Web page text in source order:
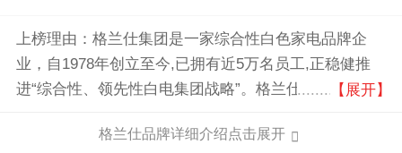
上榜理由：格兰仕集团是一家综合性白色家电品牌企
业，自1978年创立至今,已拥有近5万名员工,正稳健推
进“综合性、领先性白电集团战略”。格兰仕坚持自主创
炉、空调、洗衣机、烤箱、光波炉远销全球近200个国
【展开】
格兰仕品牌详细介绍点击展开